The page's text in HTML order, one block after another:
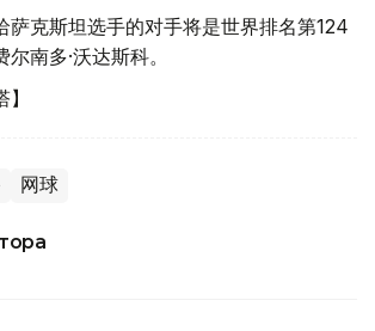
萨克斯坦选手的对手将是世界排名第124
南多·沃达斯科。
网球